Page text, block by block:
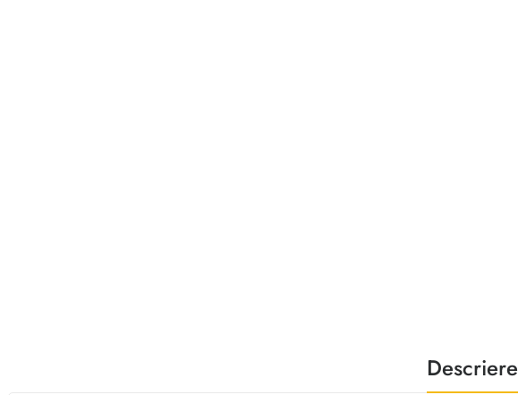
Descriere